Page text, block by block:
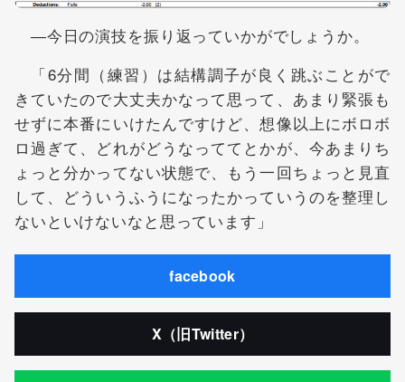
―今日の演技を振り返っていかがでしょうか。
「6分間（練習）は結構調子が良く跳ぶことがで
きていたので大丈夫かなって思って、あまり緊張も
せずに本番にいけたんですけど、想像以上にボロボ
ロ過ぎて、どれがどうなっててとかが、今あまりち
ょっと分かってない状態で、もう一回ちょっと見直
して、どういうふうになったかっていうのを整理し
ないといけないなと思っています」
facebook
X（旧Twitter）